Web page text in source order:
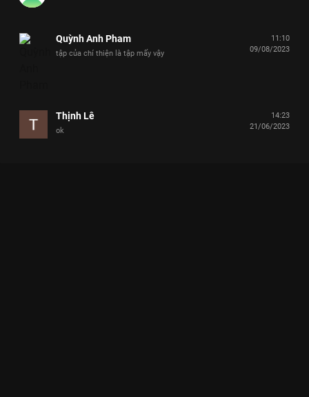
Quỳnh Anh Pham
tập của chí thiện là tập mấy vậy
11:10
09/08/2023
Thịnh Lê
ok
14:23
21/06/2023